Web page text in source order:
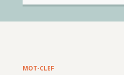
MOT-CLEF